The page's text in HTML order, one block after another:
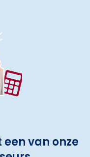
van onze